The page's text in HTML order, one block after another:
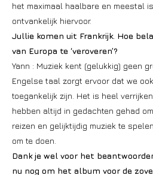
het maximaal haalbare en meestal
ontvankelijk hiervoor.
Jullie komen uit Frankrijk. Hoe
van Europa te ‘veroveren’?
Yann : Muziek kent (gelukkig) geen
Engelse taal zorgt ervoor dat we
toegankelijk zijn. Het is heel
hebben altijd in gedachten gehad
reizen en gelijktijdig muziek te
om te doen.
Dank je wel voor het
nu nog om het album voor de